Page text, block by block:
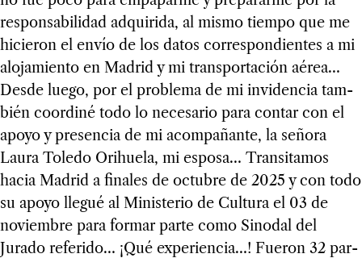
res­pon­sa­bi­li­dad adqui­rida, al mismo tiempo que me
hicie­ron el envío de los datos corres­pon­dien­tes a mi
alo­ja­miento en Madrid y mi trans­por­ta­ción aérea…
Desde luego, por el pro­blema de mi invi­den­cia tam­
bién coor­diné todo lo nece­sa­rio para con­tar con el
apoyo y pre­sen­cia de mi acom­pa­ñante, la señora
Laura Toledo Orihuela, mi esposa… Tran­si­ta­mos
hacia Madrid a fina­les de octu­bre de 2025 y con todo
su apoyo lle­gué al Minis­te­rio de Cul­tura el 03 de
noviem­bre para for­mar parte como Sino­dal del
Jurado refe­rido… ¡Qué expe­rien­cia…! Fue­ron 32 par­